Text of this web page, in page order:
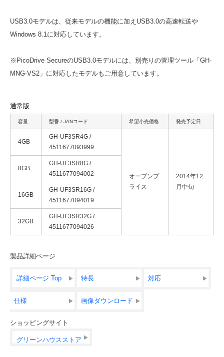
USB3.0モデルは、従来モデルの機能に加えUSB3.0の高速転送や
Windows 8.1に対応しています。
※PicoDrive SecureのUSB3.0モデルには、別売りの管理ツール「GH-
MNG-VS2」に対応したモデルもご用意しています。
通常版
容量 型番 / JANコード 希望小売価格 発売予定日
4GB
GH-UF3SR4G /
4511677093999
オープンプ
ライス
2014年12
月中旬
8GB
GH-UF3SR8G /
4511677094002
16GB
GH-UF3SR16G /
4511677094019
32GB
GH-UF3SR32G /
4511677094026
製品詳細ページ
詳細ページ Top 特長 対応
仕様 画像ダウンロード
ショッピングサイト
グリーンハウスストア